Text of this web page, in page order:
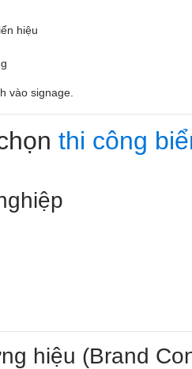
hiệu
vào signage.
thi công
hiệu (Brand